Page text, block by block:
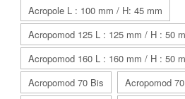
Acropole L : 100 mm / H: 45 mm
Acropomod 125 L : 125 mm / H : 50
Acropomod 160 L : 160 mm / H : 50
Acropomod 70 Bis
Acropomod